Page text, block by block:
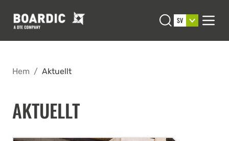
Open search
SV
Hem / Aktuellt
AKTUELLT